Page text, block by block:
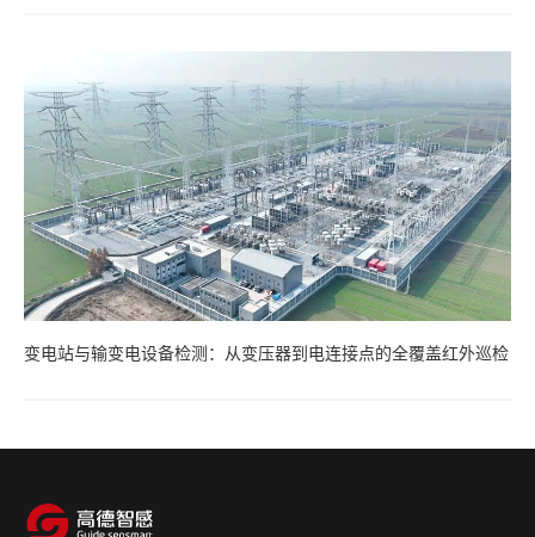
变电站与输变电设备检测：从变压器到电连接点的全覆盖红外巡检